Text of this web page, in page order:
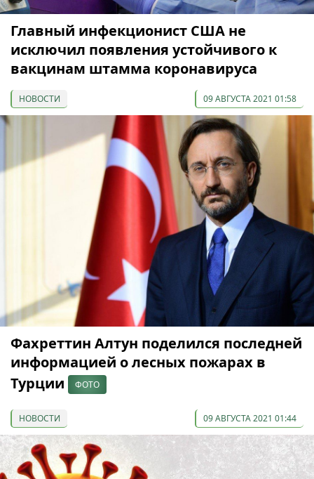
Главный инфекционист США не
исключил появления устойчивого к
вакцинам штамма коронавируса
НОВОСТИ 09 АВГУСТА 2021 01:58
Фахреттин Алтун поделился последней
информацией о лесных пожарах в
Турции
ФОТО
НОВОСТИ 09 АВГУСТА 2021 01:44